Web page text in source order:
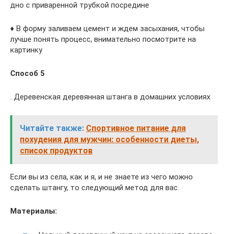
дно с приваренной трубкой посредине
♦ В форму заливаем цемент и ждем засыхания, чтобы
лучше понять процесс, внимательно посмотрите на
картинку
Способ 5
. Деревенская деревянная штанга в домашних условиях
Читайте также: Спортивное питание для
похудения для мужчин: особенности диеты,
список продуктов
Если вы из села, как и я, и не знаете из чего можно
сделать штангу, то следующий метод для вас.
Материалы: